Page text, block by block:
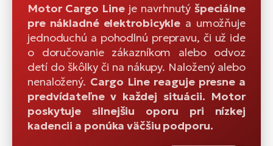
Motor Cargo Lineje navrhnutý špeciálne
pre nákladné elektrobicykle a umožňuje
jednoduchú a pohodlnú prepravu, či už ide
o doručovanie zákazníkom alebo odvoz
detí do škôlky či na nákupy. Naložený alebo
nenaložený. Cargo Line reaguje presne a
predvídateľne v každej situácii. Motor
poskytuje silnejšiu oporu pri nízkej
kadencii a ponúka väčšiu podporu.